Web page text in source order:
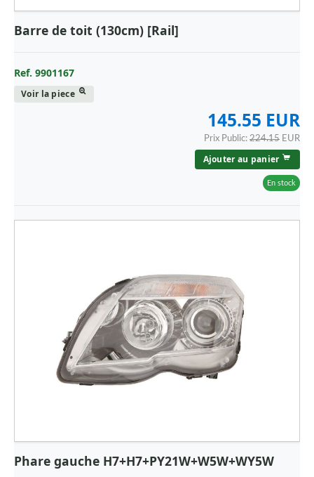
Barre de toit (130cm) [Rail]
Ref. 9901167
Voir la piece
145.55 EUR
Prix Public: 224.15 EUR
Ajouter au panier
En stock
Phare gauche H7+H7+PY21W+W5W+WY5W